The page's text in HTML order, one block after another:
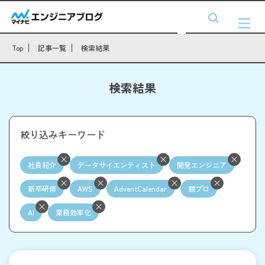
Top 記事一覧 検索結果
検索結果
絞り込みキーワード
社員紹介 データサイエンティスト 開発エンジニア
新卒研修 AWS AdventCalendar 競プロ
AI 業務効率化